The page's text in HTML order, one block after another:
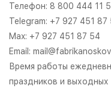
Телефон: 8 800 444 11
Telegram: +7 927 451 87
Max: +7 927 451 87 54
Email:
Время работы
праздников и выходных